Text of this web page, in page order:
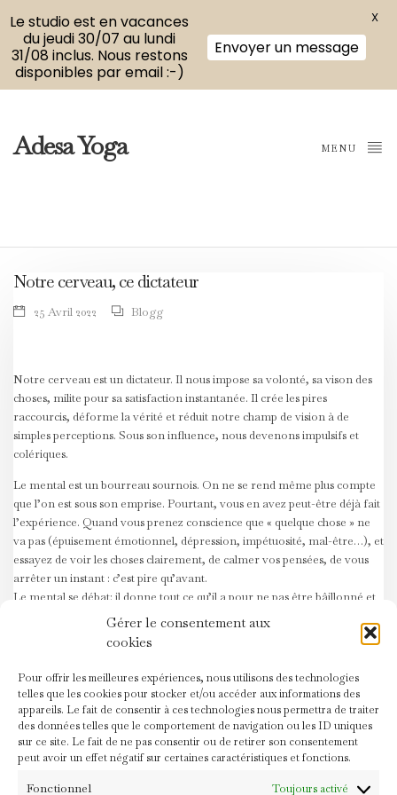
Gérer le consentement aux
cookies
Pour offrir les meilleures expériences, nous utilisons des technologies
telles que les cookies pour stocker et/ou accéder aux informations des
appareils. Le fait de consentir à ces technologies nous permettra de traiter
des données telles que le comportement de navigation ou les ID uniques
sur ce site. Le fait de ne pas consentir ou de retirer son consentement
peut avoir un effet négatif sur certaines caractéristiques et fonctions.
Fonctionnel Toujours activé
Adesa Yoga MENU
Notre cerveau, ce dictateur
25 Avril 2022 Blogg
Notre cerveau est un dictateur. Il nous impose sa volonté, sa vison des
choses, milite pour sa satisfaction instantanée. Il crée les pires
raccourcis, déforme la vérité et réduit notre champ de vision à de
simples perceptions. Sous son influence, nous devenons impulsifs et
colériques.
Le mental est un bourreau sournois. On ne se rend même plus compte
que l’on est sous son emprise. Pourtant, vous en avez peut-être déjà fait
l’expérience. Quand vous prenez conscience que « quelque chose » ne
va pas (épuisement émotionnel, dépression, impétuosité, mal-être…), et
essayez de voir les choses clairement, de calmer vos pensées, de vous
arrêter un instant : c’est pire qu’avant.
Le mental se débat: il donne tout ce qu’il a pour ne pas être bâillonné et
tu, et garder le pouvoir absolu.
C’est le moment de persévérer, car nous pouvons l’obliger à déposer
cela exige un effort constant de l’éduquer et de l’amener à de meilleurs
sentiments. Le mental doit être discipliné, guidé, et développé.
Comment est-ce possible?
– Prendre du temps pour soi. Quelques minutes pendant lesquelles on
est attentif à la façon dont notre corps, nos réactions et notre souffle
Le studio est en vacances
du jeudi 30/07 au lundi
31/08 inclus. Nous restons
disponibles par email :-)
Envoyer un message
X